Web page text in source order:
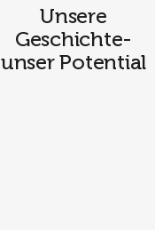
Unsere
Geschichte-
unser Potential